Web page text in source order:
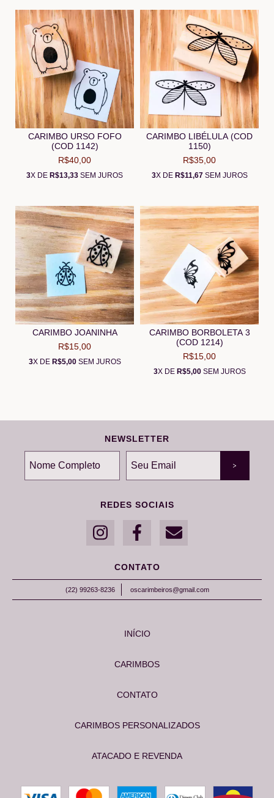
CARIMBO URSO FOFO
(COD 1142)
R$40,00
3X DE R$13,33 SEM JUROS
CARIMBO LIBÉLULA (COD
1150)
R$35,00
3X DE R$11,67SEM JUROS
CARIMBO JOANINHA
R$15,00
3X DE R$5,00SEM JUROS
CARIMBO BORBOLETA 3
(COD 1214)
R$15,00
3X DE R$5,00SEM JUROS
NEWSLETTER
REDES SOCIAIS
CONTATO
(22) 99263-8236 oscarimbeiros@gmail.com
INÍCIO
CARIMBOS
CONTATO
CARIMBOS PERSONALIZADOS
ATACADO E REVENDA